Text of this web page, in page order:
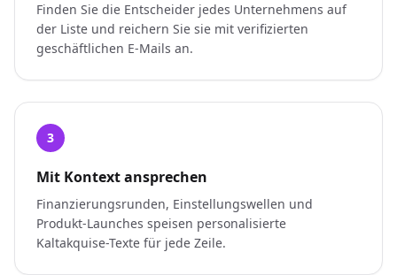
Finden Sie die Entscheider jedes Unternehmens auf
der Liste und reichern Sie sie mit verifizierten
geschäftlichen E-Mails an.
3
Mit Kontext ansprechen
Finanzierungsrunden, Einstellungswellen und
Produkt-Launches speisen personalisierte
Kaltakquise-Texte für jede Zeile.